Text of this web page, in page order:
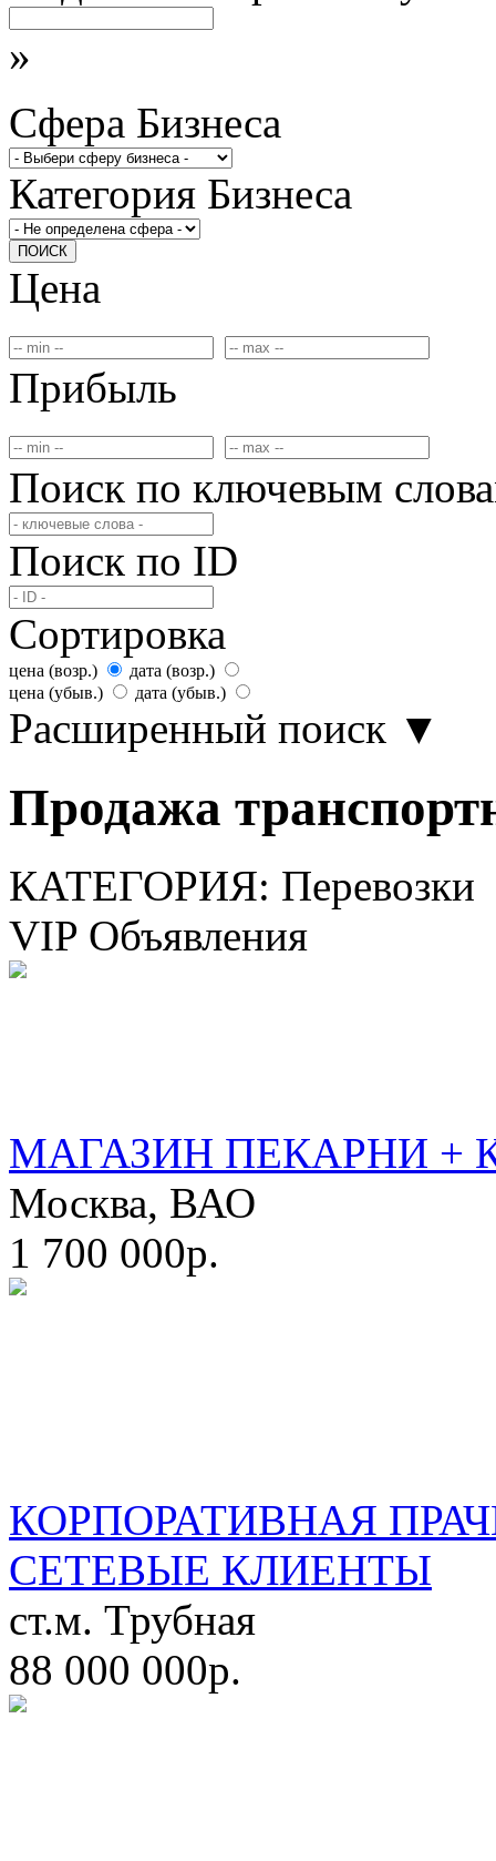
»
Сфера Бизнеса
Категория Бизнеса
ПОИСК
Цена
Прибыль
Поиск по ключевым
Поиск по ID
Сортировка
цена (возр.)
дата (возр.)
цена (убыв.)
дата (убыв.)
Расширенный поиск ▼
Продажа
КАТЕГОРИЯ: Перевозки
VIP Объявления
МАГАЗИН ПЕКАРНИ +
Москва, ВАО
1 700 000р.
КОРПОРАТИВНАЯ
СЕТЕВЫЕ КЛИЕНТЫ
ст.м. Трубная
88 000 000р.